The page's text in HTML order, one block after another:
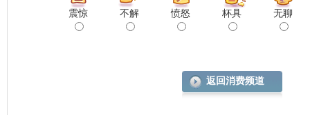
震惊 不解 愤怒 杯具 无聊
返回消费频道